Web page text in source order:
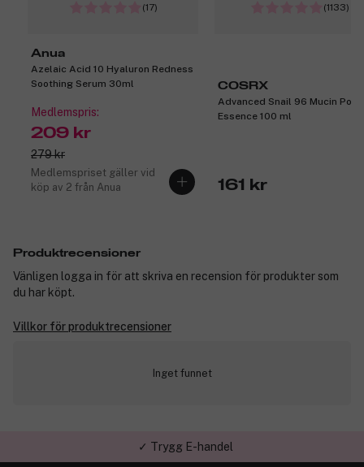
(17)
Anua
Azelaic Acid 10 Hyaluron Redness
Soothing Serum 30ml
Medlemspris:
209 kr
279 kr
Medlemspriset gäller vid
köp av 2 från Anua
(1133)
COSRX
Advanced Snail 96 Mucin
Essence 100 ml
161 kr
Produktrecensioner
Vänligen logga in för att skriva en recension för produkter som
du har köpt.
Villkor för produktrecensioner
Inget funnet
✓ Trygg E-handel